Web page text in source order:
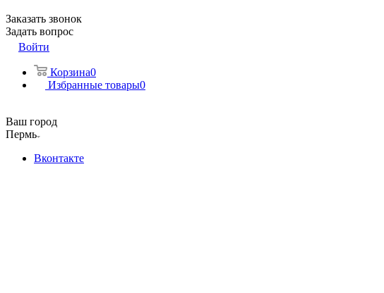
Заказать звонок
Задать вопрос
Войти
Корзина0
Избранные товары0
Ваш город
Пермь
Вконтакте